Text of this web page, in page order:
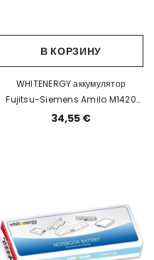
В КОРЗИНУ
WHITENERGY аккумулятор
Fujitsu-Siemens Amilo M1420
11.1V 4400mAh
34,55 €